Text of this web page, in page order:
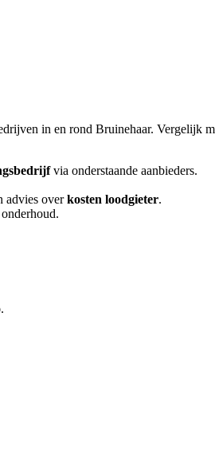
in en rond Bruinehaar. Vergelijk
via onderstaande aanbieders.
advies overkosten loodgieter.